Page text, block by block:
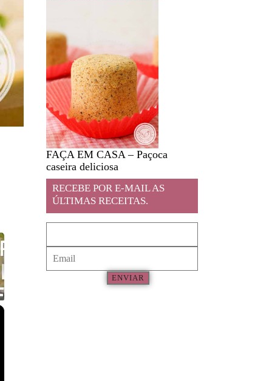
FAÇA EM CASA – Paçoca
caseira deliciosa
RECEBE POR E-MAIL AS
ÚLTIMAS RECEITAS.
ENVIAR